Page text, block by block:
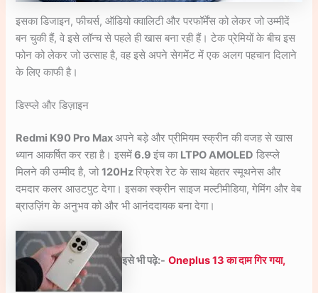
इसका डिजाइन, फीचर्स, ऑडियो क्वालिटी और परफॉर्मेंस को लेकर जो उम्मीदें
बन चुकी हैं, वे इसे लॉन्च से पहले ही खास बना रही हैं। टेक प्रेमियों के बीच इस
फोन को लेकर जो उत्साह है, वह इसे अपने सेगमेंट में एक अलग पहचान दिलाने
के लिए काफी है।
डिस्प्ले और डिज़ाइन
Redmi K90 Pro Maxअपने बड़े और प्रीमियम स्क्रीन की वजह से खास
ध्यान आकर्षित कर रहा है। इसमें6.9इंच का LTPO AMOLED डिस्प्ले
मिलने की उम्मीद है, जो120Hzरिफ्रेश रेट के साथ बेहतर स्मूथनेस और
दमदार कलर आउटपुट देगा। इसका स्क्रीन साइज मल्टीमीडिया, गेमिंग और वेब
ब्राउज़िंग के अनुभव को और भी आनंददायक बना देगा।
इसे भी पढ़े:- Oneplus 13 का दाम गिर गया,